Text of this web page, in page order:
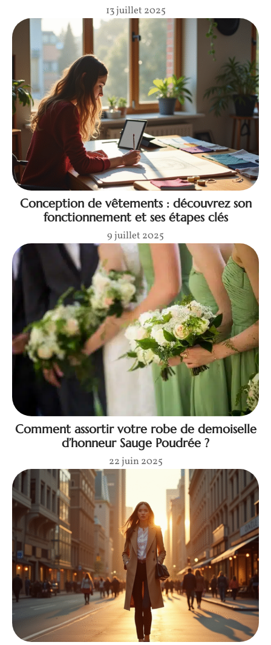
13 juillet 2025
Conception de vêtements : découvrez son
fonctionnement et ses étapes clés
9 juillet 2025
Comment assortir votre robe de demoiselle
d’honneur Sauge Poudrée ?
22 juin 2025